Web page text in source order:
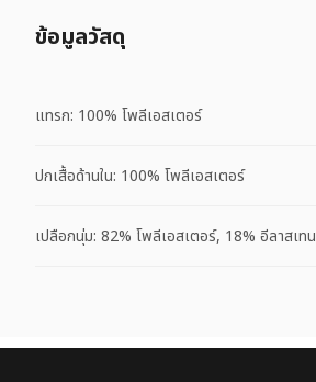
ข้อมูลวัสดุ
แทรก: 100% โพลีเอสเตอร์
ปกเสื้อด้านใน: 100% โพลีเอสเตอร์
เปลือกนุ่ม: 82% โพลีเอสเตอร์, 18% อีลาสเทน